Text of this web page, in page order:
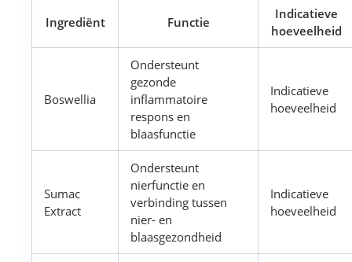
Ingrediënt Functie
Indicatieve
hoeveelheid
Boswellia
Ondersteunt
gezonde
inflammatoire
respons en
blaasfunctie
Indicatieve
hoeveelheid
Sumac
Extract
Ondersteunt
nierfunctie en
verbinding tussen
nier- en
blaasgezondheid
Indicatieve
hoeveelheid